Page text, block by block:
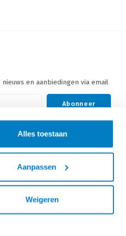
Alles toestaan
Aanpassen
Weigeren
en aanbiedingen via email
Abonneer